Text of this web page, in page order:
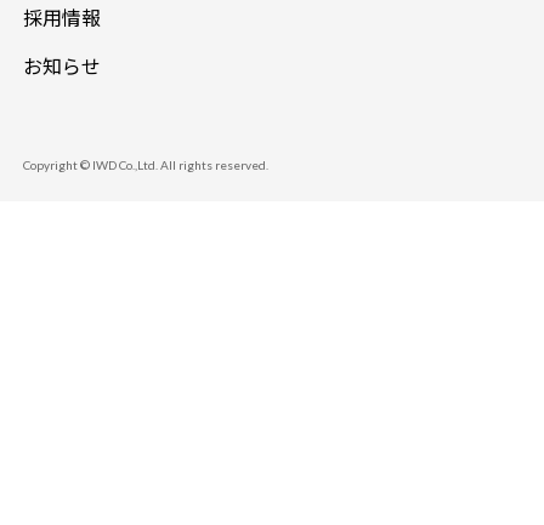
採用情報
お知らせ
Copyright © IWD Co.,Ltd. All rights reserved.